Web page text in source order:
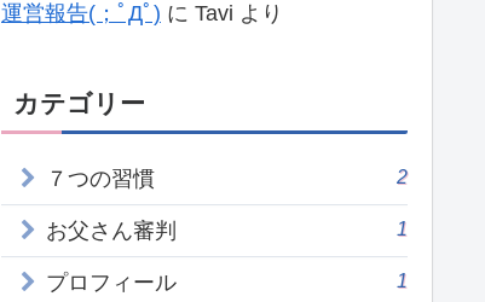
運営報告(；ﾟДﾟ) に Tavi より
カテゴリー
７つの習慣 2
お父さん審判 1
プロフィール 1